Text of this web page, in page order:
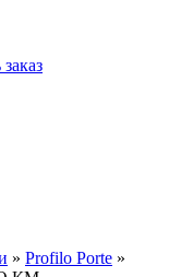
» Profilo Porte »